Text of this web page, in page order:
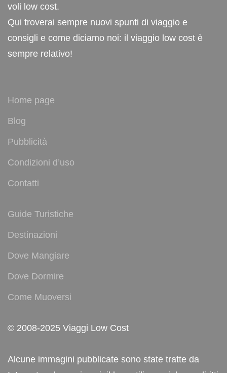
voli low cost.
Qui troverai sempre nuovi spunti di viaggio e
consigli e come diciamo noi: il viaggio low cost è
sempre relativo!
Home page
Blog
Pubblicità
Condizioni d’uso
Contatti
Guide Turistiche
Destinazioni
Dove Mangiare
Dove Dormire
Come Muoversi
© 2008-2025 Viaggi Low Cost
Alcune immagini pubblicate sono state tratte da